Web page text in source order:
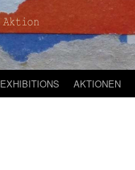
EXHIBITIONS AKTIONEN